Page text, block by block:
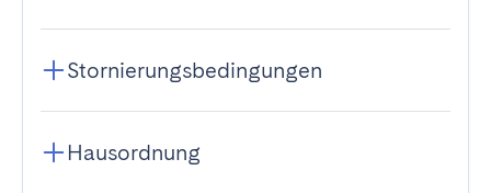
Stornierungsbedingungen
Hausordnung